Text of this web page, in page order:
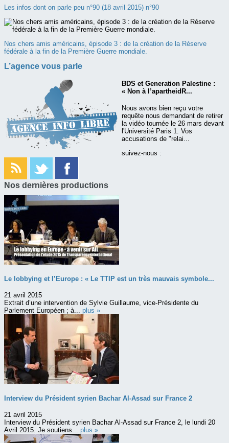
Les infos dont on parle peu n°90 (18 avril 2015) n°90
Nos chers amis américains, épisode 3 : de la création de la Réserve
fédérale à la fin de la Première Guerre mondiale.
L’agence vous parle
BDS et Generation Palestine :
« Non à l’apartheidR...
Nous avons bien reçu votre
requête nous demandant de retirer
la vidéo tournée le 26 mars devant
l'Université Paris 1. Vos
accusations de "relai...
suivez-nous :
Nos dernières productions
Le lobbying et l’Europe : « Le TTIP est un très mauvais symbole...
21 avril 2015
Extrait d’une intervention de Sylvie Guillaume, vice-Présidente du
Parlement Européen ; à... plus »
Interview du Président syrien Bachar Al-Assad sur France 2
21 avril 2015
Interview du Président syrien Bachar Al-Assad sur France 2, le lundi 20
Avril 2015. Je soutiens... plus »